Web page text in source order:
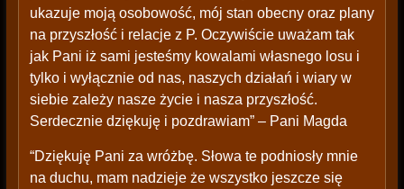
ukazuje moją osobowość, mój stan obecny oraz plany
na przyszłość i relacje z P. Oczywiście uważam tak
jak Pani iż sami jesteśmy kowalami własnego losu i
tylko i wyłącznie od nas, naszych działań i wiary w
siebie zależy nasze życie i nasza przyszłość.
Serdecznie dziękuję i pozdrawiam” – Pani Magda
“Dziękuję Pani za wróżbę. Słowa te podniosły mnie
na duchu, mam nadzieje że wszystko jeszcze się